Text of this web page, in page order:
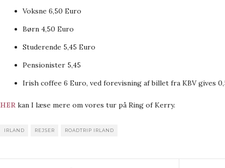
Voksne 6,50 Euro
Børn 4,50 Euro
Studerende 5,45 Euro
Pensionister 5,45
Irish coffee 6 Euro, ved forevisning af billet fra KBV gives
HER kan I læse mere om vores tur på Ring of Kerry.
IRLAND REJSER ROADTRIP IRLAND